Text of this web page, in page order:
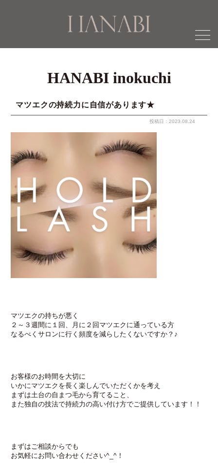
menu
HANABI inokuchi
マツエクの持続力に自信があります★
投稿日：2023.08.24
マツエクの持ちが悪く
２～３週間に１回、月に２回マツエクに通っている方
なるべくサロンに行く頻度を減らしたくないですか？♪
お客様のお時間を大切に
いかにマツエクを長く楽しんでいただくかを考え
まずは土台の自まつ毛から育てること、
また独自の技法で持続力の高い付け方でご提供しています！！
まずはご相談からでも
お気軽にお問い合わせください^_^！